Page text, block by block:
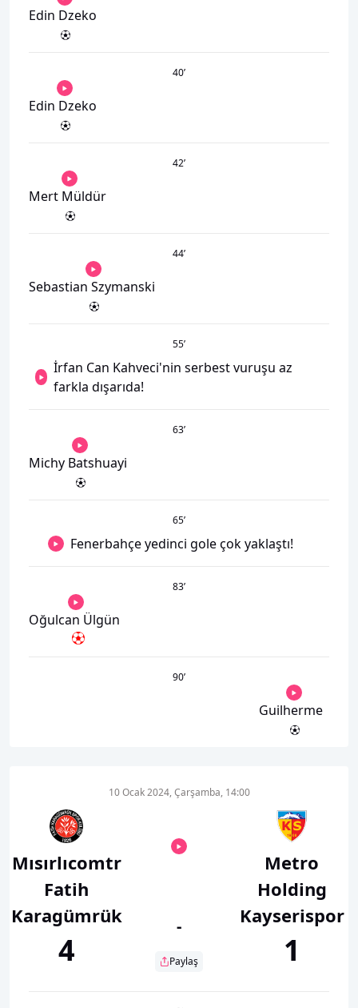
Edin Dzeko
40’
Edin Dzeko
42’
Mert Müldür
44’
Sebastian Szymanski
55’
İrfan Can Kahveci'nin serbest vuruşu az
farkla dışarıda!
63’
Michy Batshuayi
65’
Fenerbahçe yedinci gole çok yaklaştı!
83’
Oğulcan Ülgün
90’
Guilherme
Mısırlıcomtr
Fatih
Karagümrük
4
10 Ocak 2024, Çarşamba, 14:00
-
Paylaş
Metro
Holding
Kayserispor
1